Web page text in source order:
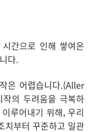
간으로 인해 쌓여온
다.
은 어렵습니다.(Aller
의 두려움을 극복하
루어내기 위해, 우리
치부터 꾸준하고 일관